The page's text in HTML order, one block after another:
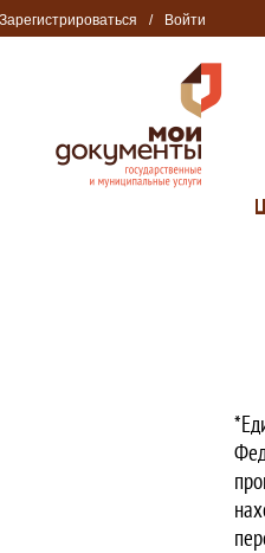
Зарегистрироваться / Войти